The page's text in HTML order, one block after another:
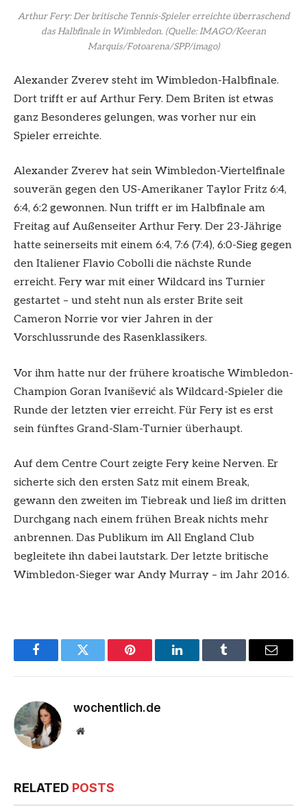
Arthur Fery: Der britische Tennis-Spieler erreichte überraschend
das Halbfinale in Wimbledon. (Quelle: IMAGO/Keeran
Marquis/Fotoarena/SPP/imago)
Alexander Zverev steht im Wimbledon-Halbfinale.
Dort trifft er auf Arthur Fery. Dem Briten ist etwas
ganz Besonderes gelungen, was vorher nur ein
Spieler erreichte.
Alexander Zverev hat sein Wimbledon-Viertelfinale
souverän gegen den US-Amerikaner Taylor Fritz 6:4,
6:4, 6:2 gewonnen. Nun trifft er im Halbfinale am
Freitag auf Außenseiter Arthur Fery. Der 23-Jährige
hatte seinerseits mit einem 6:4, 7:6 (7:4), 6:0-Sieg gegen
den Italiener Flavio Cobolli die nächste Runde
erreicht. Fery war mit einer Wildcard ins Turnier
gestartet – und steht nun als erster Brite seit
Cameron Norrie vor vier Jahren in der
Vorschlussrunde des Rasenklassikers.
Vor ihm hatte nur der frühere kroatische Wimbledon-
Champion Goran Ivanišević als Wildcard-Spieler die
Runde der letzten vier erreicht. Für Fery ist es erst
sein fünftes Grand-Slam-Turnier überhaupt.
Auf dem Centre Court zeigte Fery keine Nerven. Er
sicherte sich den ersten Satz mit einem Break,
gewann den zweiten im Tiebreak und ließ im dritten
Durchgang nach einem frühen Break nichts mehr
anbrennen. Das Publikum im All England Club
begleitete ihn dabei lautstark. Der letzte britische
Wimbledon-Sieger war Andy Murray – im Jahr 2016.
FacebookTwitter Pinterest LinkedInTumblr Email
wochentlich.de
Website
RELATED POSTS